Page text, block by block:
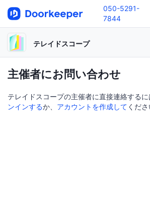
050-5291-
7844
テレイドスコープ
主催者にお問い合わせ
テレイドスコープの主催者に直接連絡する
ンインするか、 アカウントを作成して くださ